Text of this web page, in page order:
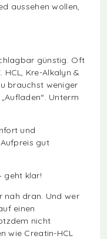
aussehen wollen,
günstig. Oft
Kre-Alkalyn &
brauchst weniger
Unterm
und
gut
geht klar!
nah dran. Und wer
einen
nicht
wie Creatin-HCL